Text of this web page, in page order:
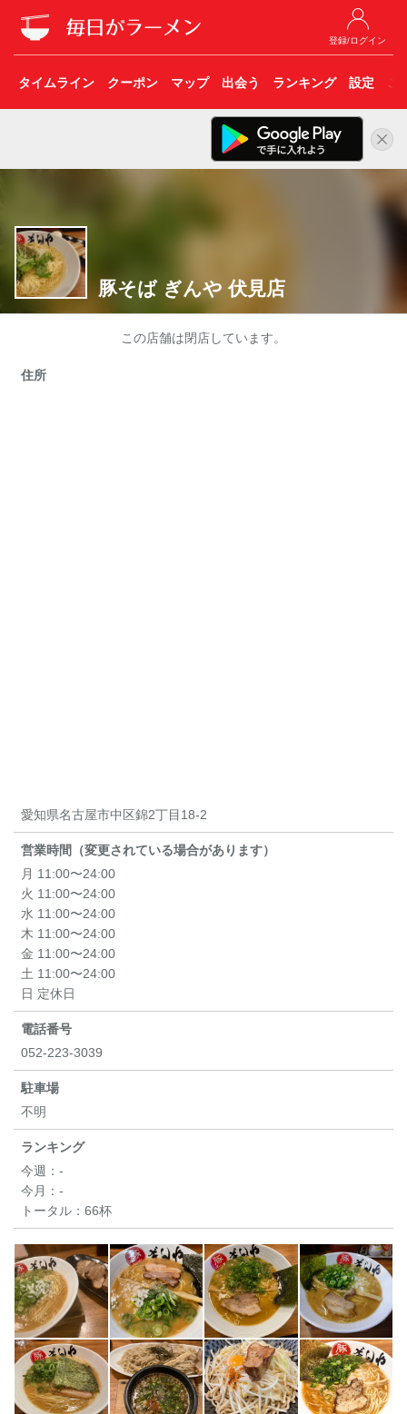
登録/ログイン
タイムライン クーポン マップ 出会う ランキング 設定 こ
豚そば ぎんや 伏見店
この店舗は閉店しています。
住所
愛知県名古屋市中区錦2丁目18-2
営業時間（変更されている場合があります）
月 11:00〜24:00
火 11:00〜24:00
水 11:00〜24:00
木 11:00〜24:00
金 11:00〜24:00
土 11:00〜24:00
日 定休日
電話番号
052-223-3039
駐車場
不明
ランキング
今週： -
今月： -
トータル： 66杯